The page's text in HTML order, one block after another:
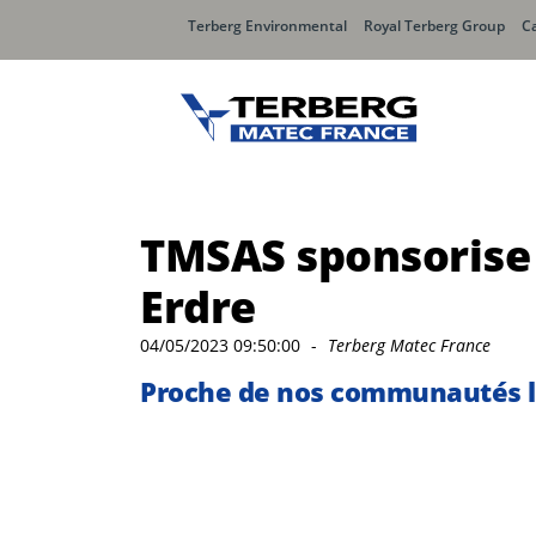
Terberg Environmental Royal Terberg Group
Olympus
Olympus MIDI
Olympus MINI
TMSAS
Erdre
04/05/2023 09:50:00 - Terberg Matec France
Proche de nos communautés